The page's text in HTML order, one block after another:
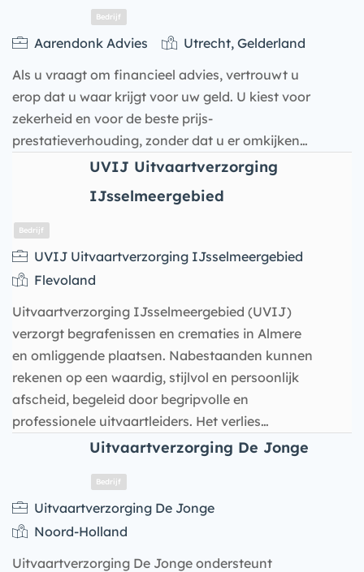
Bedrijf
Aarendonk Advies
Utrecht, Gelderland
Als u vraagt om financieel advies, vertrouwt u
erop dat u waar krijgt voor uw geld. U kiest voor
zekerheid en voor de beste prijs-
prestatieverhouding, zonder dat u er omkijken…
UVIJ Uitvaartverzorging
IJsselmeergebied
Bedrijf
UVIJ Uitvaartverzorging IJsselmeergebied
Flevoland
Uitvaartverzorging IJsselmeergebied (UVIJ)
verzorgt begrafenissen en crematies in Almere
en omliggende plaatsen. Nabestaanden kunnen
rekenen op een waardig, stijlvol en persoonlijk
afscheid, begeleid door begripvolle en
professionele uitvaartleiders. Het verlies…
Uitvaartverzorging De Jonge
Uitvaartverzorging De Jonge
Noord-Holland
Uitvaartverzorging De Jonge ondersteunt